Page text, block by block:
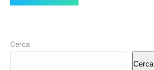
Cerca
Cerca